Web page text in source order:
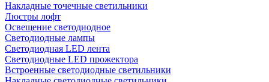
Накладные точечные светильники
Люстры лофт
Освещение светодиодное
Светодиодные лампы
Светодиодная LED лента
Светодиодные LED прожектора
Встроенные светодиодные светильники